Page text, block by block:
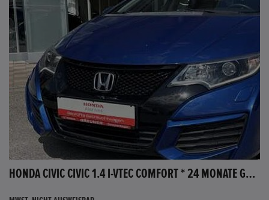
HONDA CIVIC CIVIC 1.4 I-VTEC COMFORT * 24 MONATE GARANTIE *